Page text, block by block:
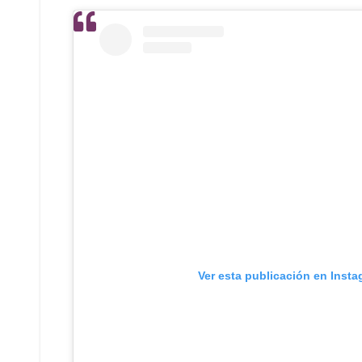
Ver esta publicación en